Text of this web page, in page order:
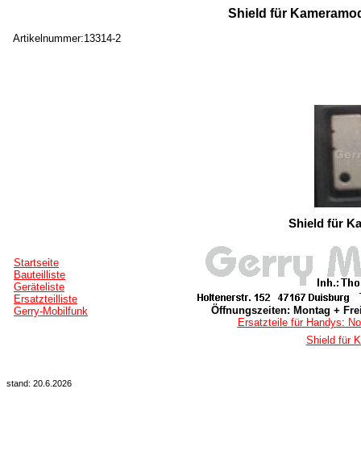
Shield für
Artikelnummer:13314-2
Shield für
Startseite
Bauteilliste
Geräteliste
Ersatzteilliste
Gerry-Mobilfunk
Öffnungszeiten: Montag +
Ersatzteile für Handys:
Shield für
stand: 20.6.2026